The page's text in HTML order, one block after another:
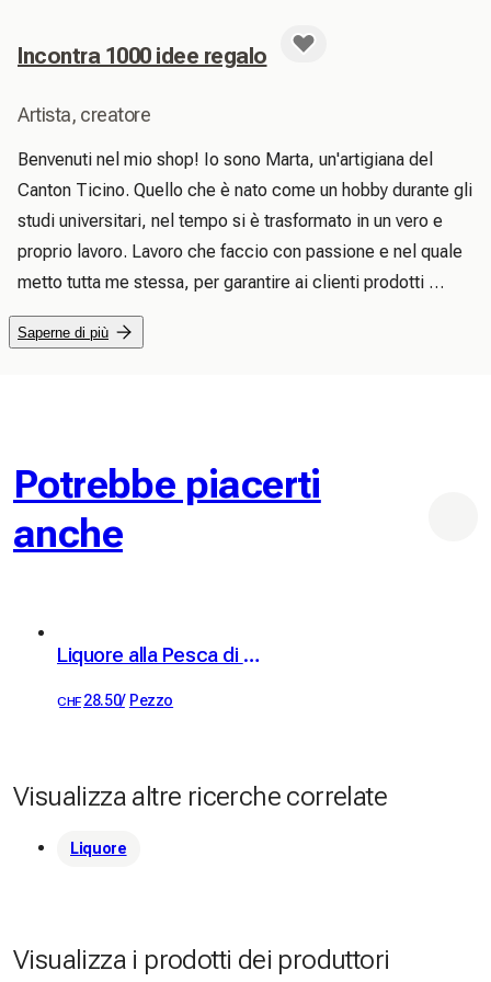
Incontra 1000 idee regalo
Artista, creatore
Benvenuti nel mio shop! Io sono Marta, un'artigiana del
Canton Ticino. Quello che è nato come un hobby durante gli
studi universitari, nel tempo si è trasformato in un vero e
proprio lavoro. Lavoro che faccio con passione e nel quale
metto tutta me stessa, per garantire ai clienti prodotti
originali e di qualità. Nel mio negozio potrete trovare
tantissimi spunti e idee per i vostri regalini, scegliendo tra
alle esigenze dei clienti offro anche la spedizione standard
gratuita (eventuali spese doganali sono invece a carico del
compratore). E allora che state aspettando? Date
un'occhiata al mio shop 🥰
Saperne di più
Potrebbe piacerti
anche
Liquore alla Pesca di Vite Kübler 18% vol. 50cl
CHF 28.50/ Pezzo
Visualizza altre ricerche correlate
Liquore
Visualizza i prodotti dei produttori